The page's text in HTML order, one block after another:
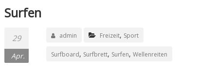
Surfen
29
Apr.
admin Freizeit, Sport
Surfboard, Surfbrett, Surfen, Wellenreiten